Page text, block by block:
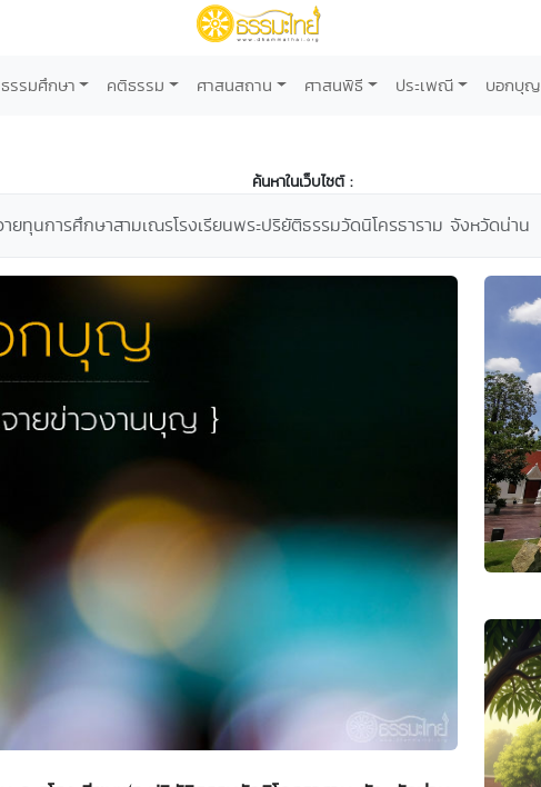
ธรรมศึกษา คติธรรม ศาสนสถาน ศาสนพิธี ประเพณี บอกบุญ
ค้นหาในเว็บไซต์ :
ยทุนการศึกษาสามเณรโรงเรียนพระปริยัติธรรมวัดนิโครธาราม จังหวัดน่าน